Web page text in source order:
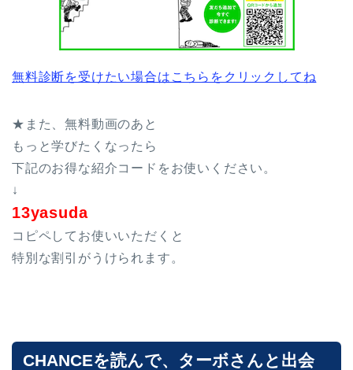
無料診断を受けたい場合はこちらをクリックしてね
★また、無料動画のあと
もっと学びたくなったら
下記のお得な紹介コードをお使いください。
↓
13yasuda
コピペしてお使いいただくと
特別な割引がうけられます。
CHANCEを読んで、ターボさんと出会